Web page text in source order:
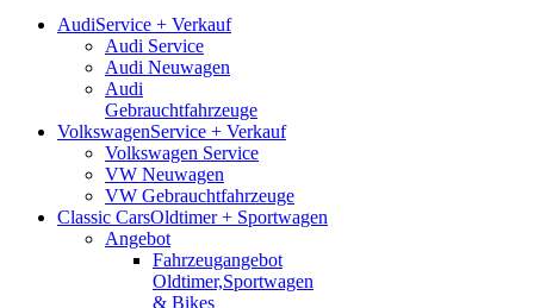
AudiService + Verkauf
Audi Service
Audi Neuwagen
Audi
Gebrauchtfahrzeuge
VolkswagenService + Verkauf
Volkswagen Service
VW Neuwagen
VW Gebrauchtfahrzeuge
Classic CarsOldtimer + Sportwagen
Angebot
Fahrzeugangebot
Oldtimer,Sportwagen
& Bikes